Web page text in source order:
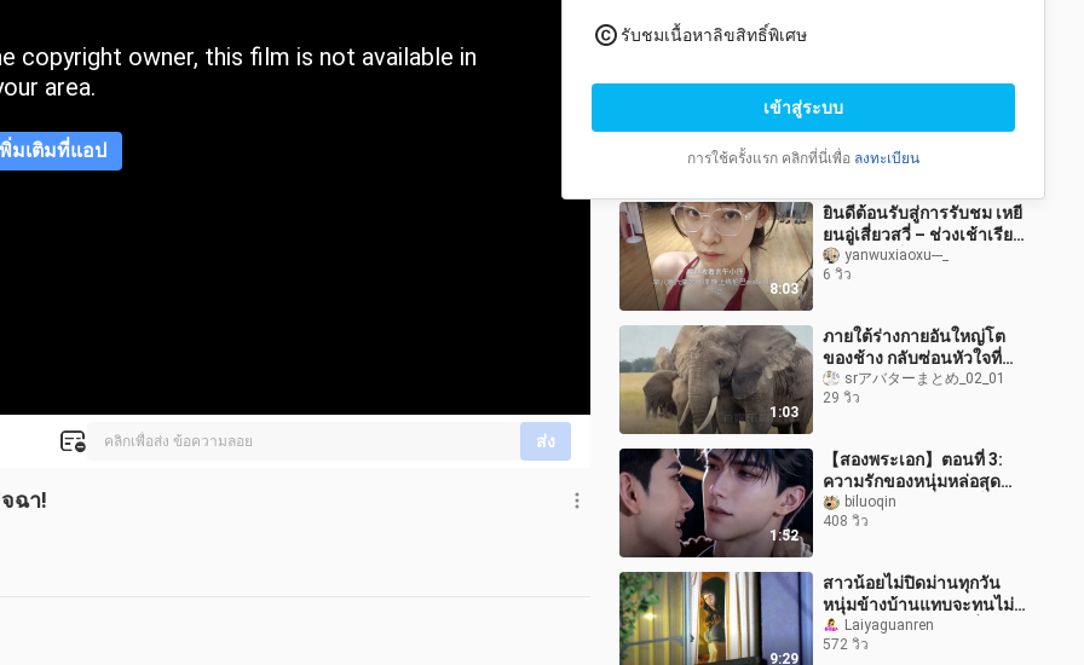
copyright owner, this film is not available in
area.
มเติมที่แอป
ส่ง
ฉา!
ทั้งหมด อนิเมะ
1:35
หลังจากแสร้งทำเป็นคู่รัก
น้องชายก็เลิกแกล้งแล้ว:
ตอนที่ 1 (ตื่นขึ้นมาทีไร ก็เจอ
ฉันกับน้องชายติดเทรนด
zhuoying1
920 วิว
8:03
ยินดีต้อนรับสู่การรับชม เหยี
ยนอู่เสี่ยวสวี่ – ช่วงเช้าเรียน
หนัก ช่วงเย็นซ้อมรุมบ้าและ
เดินแบบ – วิดีโ
yanwuxiaoxu---_
6 วิว
1:03
ภายใต้ร่างกายอันใหญ่โต
ของช้าง กลับซ่อนหัวใจที่
อ่อนไหวและละเอียดอ่อนไว้
“ช้าง” สัตว์
srアバターまとめ_02_01
29 วิว
1:52
【สองพระเอก】ตอนที่ 3:
ความรักของหนุ่มหล่อสุด
แมน ชายวัยใหญ่ติดเซ็กซ์
กับชายวัยน้อยที่เก็บกดมา
biluoqin
408 วิว
9:29
สาวน้อยไม่ปิดม่านทุกวัน
หนุ่มข้างบ้านแทบจะทนไม่
ไหวแล้ว! ภาพยนตร์ญี่ปุ่น
เรื่อง “คู่รักสายลับ”
Laiyaguanren
572 วิว